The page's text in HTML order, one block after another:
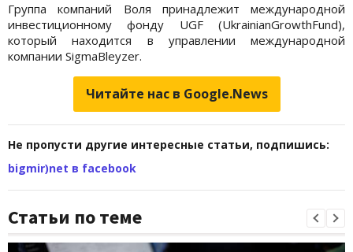
Группа компаний Воля принадлежит международной
инвестиционному фонду UGF (UkrainianGrowthFund),
который находится в управлении международной
компании SigmaBleyzer.
Читайте нас в Google.News
Не пропусти другие интересные статьи, подпишись:
bigmir)net в facebook
Статьи по теме